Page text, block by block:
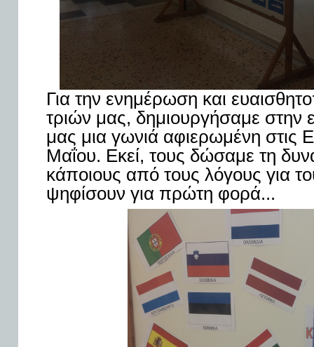
Για την ενημέρωση και
τριών μας, δημιουργήσαμε στην
μας μια γωνιά αφιερωμένη στις
Μαΐου. Εκεί, τους δώσαμε τη
κάποιους από τους λόγους για
ψηφίσουν για πρώτη φορά...